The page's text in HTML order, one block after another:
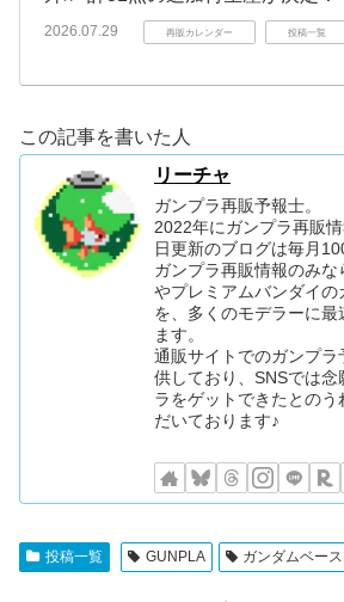
2026.07.29 再販カレンダー 投稿一覧
この記事を書いた人
リーチャ
ガンプラ再販予報士。
2022年にガンプラ再販
日更新のブログは毎月
ガンプラ再販情報のみな
やプレミアムバンダイの
を、多くのモデラーに
ます。
通販サイトでのガンプラ
供しており、SNSでは
ラをゲットできたとのう
だいております♪
投稿一覧 GUNPLA ガンダムベース